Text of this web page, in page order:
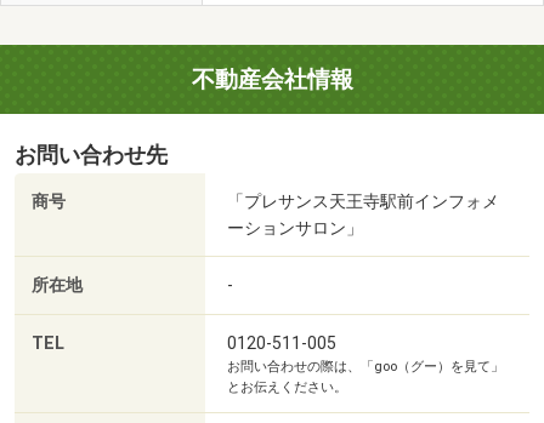
キツツキ食堂(徒歩7分・約560m)
不動産会社情報
お問い合わせ先
商号
「プレサンス天王寺駅前インフォメ
ーションサロン」
所在地 -
TEL 0120-511-005
お問い合わせの際は、「goo（グー）を見て」
とお伝えください。